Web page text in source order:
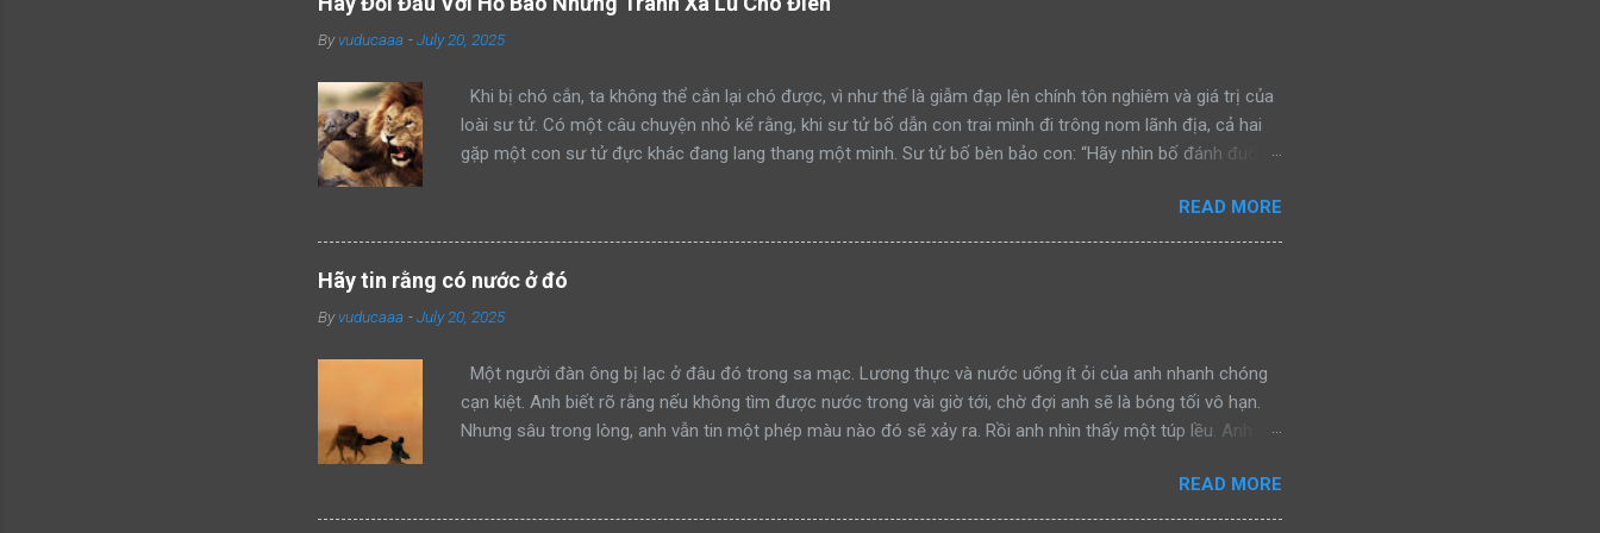
Byvuducaaa -July 20, 2025
Khi bị chó cắn, ta không thể cắn lại chó được, vì như thế là giẫm đạp lên chính tôn nghiêm và giá trị của
loài sư tử. Có một câu chuyện nhỏ kể rằng, khi sư tử bố dẫn con trai mình đi trông nom lãnh địa, cả hai
gặp một con sư tử đực khác đang lang thang một mình. Sư tử bố bèn bảo con: “Hãy nhìn bố đánh đuổi
mình thành công. Một ngày khác, hai bố con sư tử tiếp tục dẫn nhau đi tuần tra, cả hai bắt gặp một con
hổ đang mon men săn mồi trong lãnh thổ. Sư tử bố quay sang bảo con: “Hãy nhìn bố đánh đuổi kẻ ngoại
bang này đi như thế nào mà học tập”. Rồi sư tử bố tiếp tục lao lên anh dũng chiến đấu, bảo vệ khu vực
của mình thành công. Lại một ngày khác, hai bố con sư tử trên đường tuần tra lại bắt gặp một con báo
mon men tiếp cận khu rừng. Sư tử bố tiếp tục quay sang bảo con nhìn mình đánh đuổi kẻ thù, rồi gầm lên
READ MORE
Hãy tin rằng có nước ở đó
Byvuducaaa -July 20, 2025
Một người đàn ông bị lạc ở đâu đó trong sa mạc. Lương thực và nước uống ít ỏi của anh nhanh chóng
cạn kiệt. Anh biết rõ rằng nếu không tìm được nước trong vài giờ tới, chờ đợi anh sẽ là bóng tối vô hạn.
Nhưng sâu trong lòng, anh vẫn tin một phép màu nào đó sẽ xảy ra. Rồi anh nhìn thấy một túp lều. Anh
đây, anh chẳng còn lựa chọn nào khác ngoài việc tin tưởng. Dù sao đi nữa, đây chính là hy vọng cuối
cùng của anh. Anh dùng chút sức lực còn lại để đi về phía túp lều. Càng tiến gần, hy vọng của anh càng
READ MORE